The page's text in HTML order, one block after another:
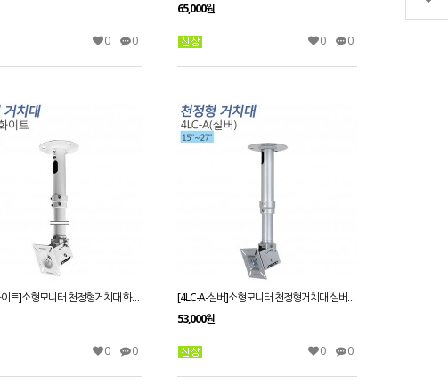
0 0
65,000원
0 0
[4LC-B-화이트]소형모니터 천정형거치대 화이트_15~27인치/봉길이 650~850mm
0 0
[4LC-A-실버]소형모니터 천정형거치대 실버_15~27인치/봉높이 300~500
53,000원
0 0